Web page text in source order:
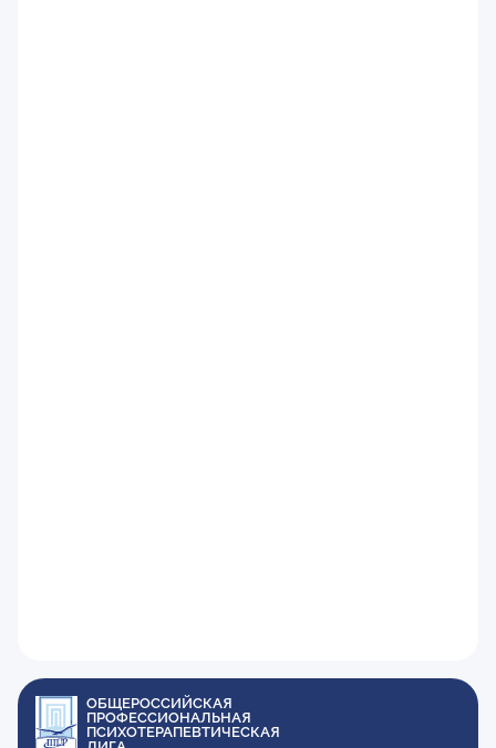
ОБЩЕРОССИЙСКАЯ
ПРОФЕССИОНАЛЬНАЯ
ПСИХОТЕРАПЕВТИЧЕСКАЯ